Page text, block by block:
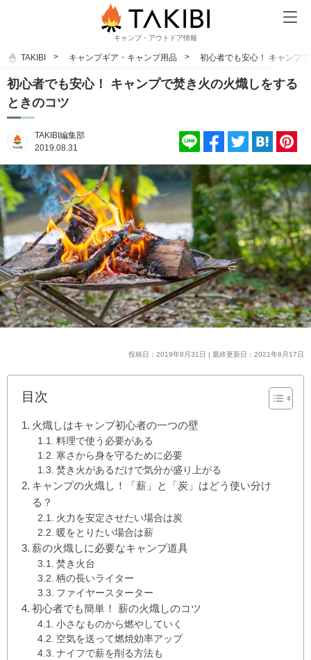
キャンプ・アウトドア情報
TAKIBI キャンプギア・キャンプ用品 初心者でも安心！ キャンプ
初心者でも安心！ キャンプで焚き火の火熾しをする
ときのコツ
TAKIBI編集部
2019.08.31
投稿日：2019年8月31日 | 最終更新日：2021年8月17日
目次
火熾しはキャンプ初心者の一つの壁
料理で使う必要がある
寒さから身を守るために必要
焚き火があるだけで気分が盛り上がる
キャンプの火熾し！「薪」と「炭」はどう使い分け
る？
火力を安定させたい場合は炭
暖をとりたい場合は薪
薪の火熾しに必要なキャンプ道具
焚き火台
柄の長いライター
ファイヤースターター
初心者でも簡単！ 薪の火熾しのコツ
小さなものから燃やしていく
空気を送って燃焼効率アップ
ナイフで薪を削る方法も